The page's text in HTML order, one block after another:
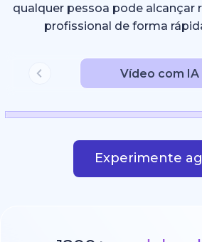
qualquer pessoa pode alcançar
profissional de forma
Vídeo com IA
Experimente